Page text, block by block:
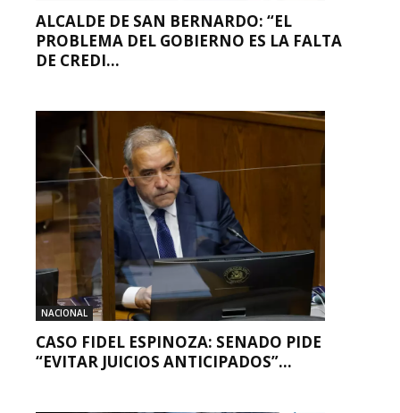
ALCALDE DE SAN BERNARDO: “EL
PROBLEMA DEL GOBIERNO ES LA FALTA
DE CREDI...
NACIONAL
CASO FIDEL ESPINOZA: SENADO PIDE
“EVITAR JUICIOS ANTICIPADOS”...